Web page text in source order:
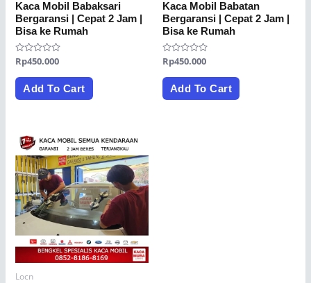
Kaca Mobil Babaksari
Bergaransi | Cepat 2 Jam |
Bisa ke Rumah
Rated
out
Rp450.000
Add To Cart
Kaca Mobil Babatan
Bergaransi | Cepat 2 Jam |
Bisa ke Rumah
Rated
out
Rp450.000
Add To Cart
Locn